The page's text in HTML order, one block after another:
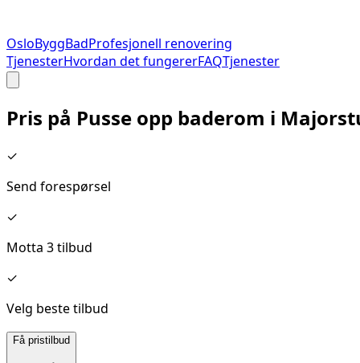
OsloByggBadProfesjonell renovering
TjenesterHvordan det fungererFAQTjenester
Pris på Pusse opp baderom i
✓
Send forespørsel
✓
Motta 3 tilbud
✓
Velg beste tilbud
Få pristilbud